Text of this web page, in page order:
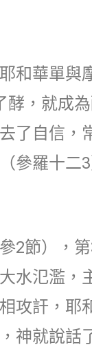
和華單與
酵，就成
了自信，
參羅十二
2節），
水氾濫，
攻訐，耶
神就說話